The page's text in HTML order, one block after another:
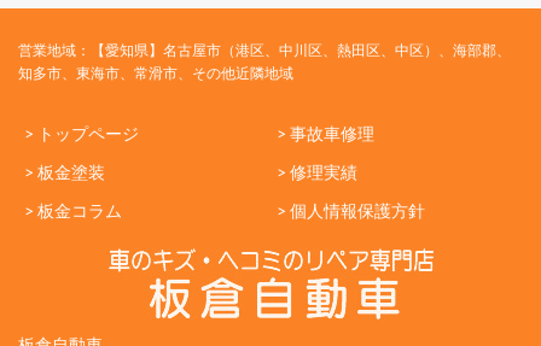
営業地域：【愛知県】名古屋市（港区、中川区、熱田区、中区）、海部郡、
知多市、東海市、常滑市、その他近隣地域
> トップページ
> 事故車修理
> 板金塗装
> 修理実績
> 板金コラム
> 個人情報保護方針